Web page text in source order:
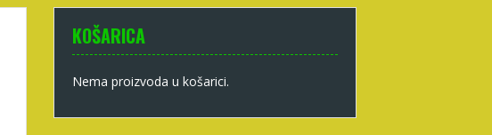
KOŠARICA
Nema proizvoda u košarici.